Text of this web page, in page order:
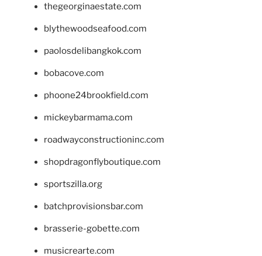
thegeorginaestate.com
blythewoodseafood.com
paolosdelibangkok.com
bobacove.com
phoone24brookfield.com
mickeybarmama.com
roadwayconstructioninc.com
shopdragonflyboutique.com
sportszilla.org
batchprovisionsbar.com
brasserie-gobette.com
musicrearte.com